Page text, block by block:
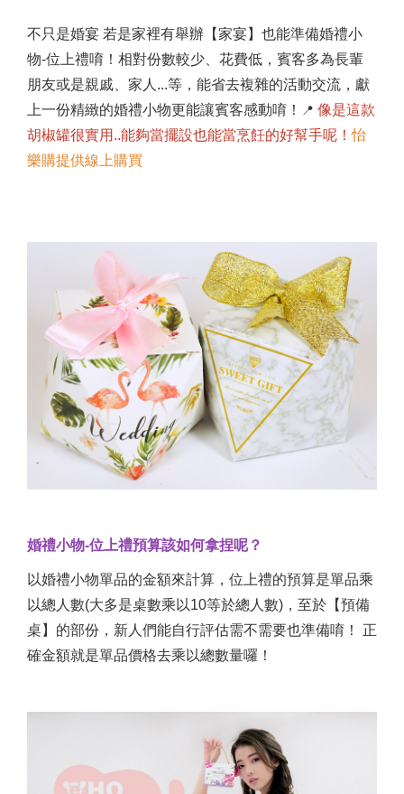
不只是婚宴 若是家裡有舉辦【家宴】也能準備婚禮小
物-位上禮唷！相對份數較少、花費低，賓客多為長輩
朋友或是親戚、家人...等，能省去複雜的活動交流，獻
上一份精緻的婚禮小物更能讓賓客感動唷！ 📍 像是這款
胡椒罐很實用..能夠當擺設也能當烹飪的好幫手呢！怡
樂購提供線上購買
婚禮小物-位上禮預算該如何拿捏呢？
以婚禮小物單品的金額來計算，位上禮的預算是單品乘
以總人數(大多是桌數乘以10等於總人數)，至於【預備
桌】的部份，新人們能自行評估需不需要也準備唷！ 正
確金額就是單品價格去乘以總數量囉！